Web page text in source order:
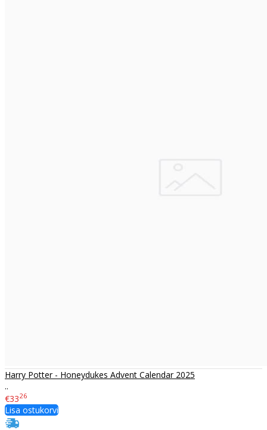
Harry Potter - Honeydukes Advent Calendar 2025
..
€3326
Lisa ostukorvi